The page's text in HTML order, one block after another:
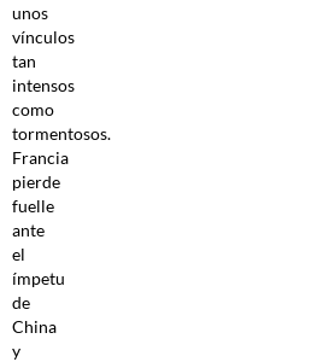
unos
vínculos
tan
intensos
como
tormentosos.
Francia
pierde
fuelle
ante
el
ímpetu
de
China
y